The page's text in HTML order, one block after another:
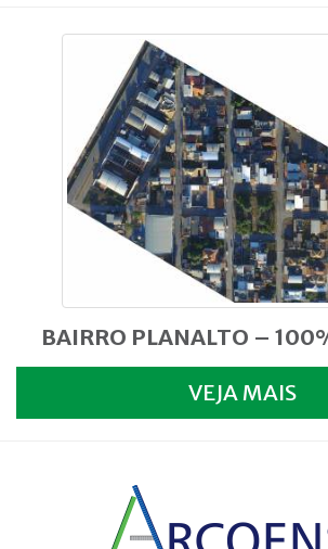
BAIRRO PLANALTO –
VEJA MAIS